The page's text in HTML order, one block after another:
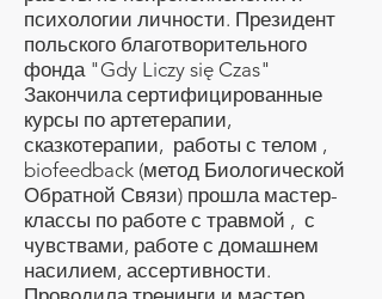
психологии личности. Президент
польского благотворительного
фонда "Gdy Liczy się Czas"
Закончила сертифицированные
курсы по артетерапии,
сказкотерапии, работы с телом ,
biofeedback (метод Биологической
Обратной Связи) прошла мастер-
классы по работе с травмой , с
чувствами, работе с домашнем
насилием, ассертивности.